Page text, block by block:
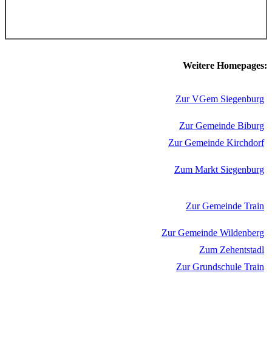
Weitere Homepages:
Zur VGem Siegenburg
Zur Gemeinde Biburg
Zur Gemeinde Kirchdorf
Zum Markt Siegenburg
Zur Gemeinde Train
Zur Gemeinde Wildenberg
Zum Zehentstadl
Zur Grundschule Train